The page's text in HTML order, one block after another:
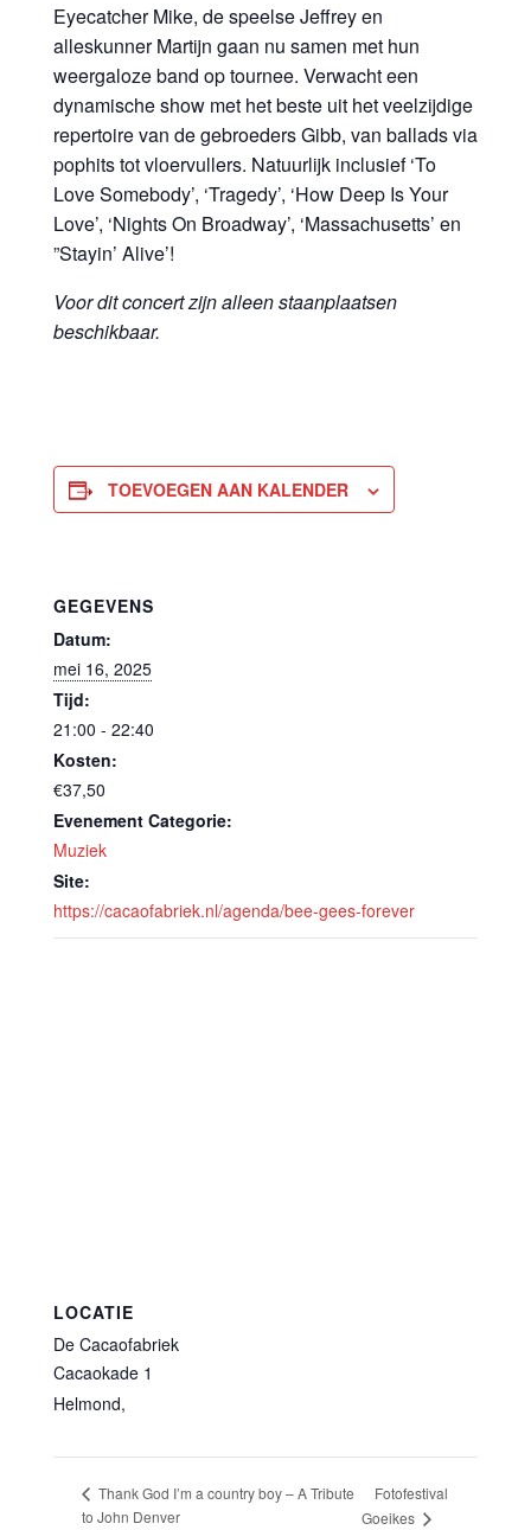
Eyecatcher Mike, de speelse Jeffrey en
alleskunner Martijn gaan nu samen met hun
weergaloze band op tournee. Verwacht een
dynamische show met het beste uit het veelzijdige
repertoire van de gebroeders Gibb, van ballads via
pophits tot vloervullers. Natuurlijk inclusief ‘To
Love Somebody’, ‘Tragedy’, ‘How Deep Is Your
Love’, ‘Nights On Broadway’, ‘Massachusetts’ en
”Stayin’ Alive’!
Voor dit concert zijn alleen staanplaatsen
beschikbaar.
TOEVOEGEN AAN KALENDER
GEGEVENS
Datum:
mei 16, 2025
Tijd:
21:00 - 22:40
Kosten:
€37,50
Evenement Categorie:
Muziek
Site:
https://cacaofabriek.nl/agenda/bee-gees-forever
LOCATIE
De Cacaofabriek
Cacaokade 1
Helmond,
Thank God I’m a country boy – A Tribute
to John Denver
Fotofestival
Goeikes